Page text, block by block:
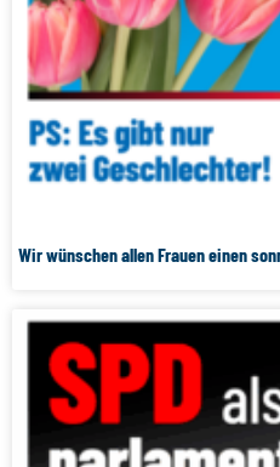
Wir wünschen allen Frauen einen